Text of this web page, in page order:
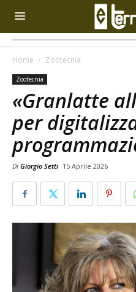
Home Zootecnia
Zootecnia
«Granlatte
per
Di Giorgio Setti 15 Aprile 2026